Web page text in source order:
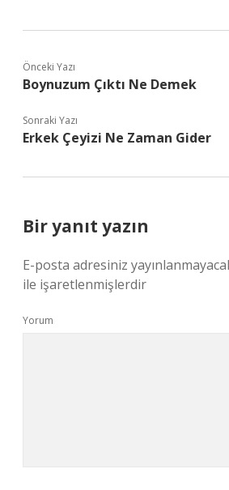
Önceki Yazı
Boynuzum Çıktı Ne Demek
Sonraki Yazı
Erkek Çeyizi Ne Zaman Gider
Bir yanıt yazın
E-posta adresiniz
ile işaretlenmişlerdir
Yorum